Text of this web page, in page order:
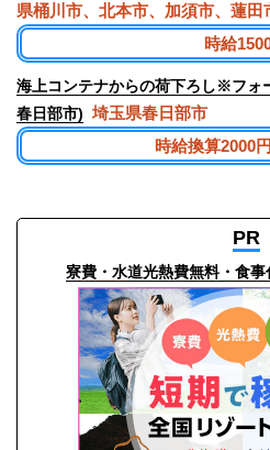
県桶川市、北本市、加須市、蓮
時給
海上コンテナからの荷下ろし※フォ
春日部市) 埼玉県春日部市
時給換算2000
PR
寮費・水道光熱費無料・食事